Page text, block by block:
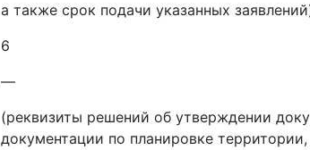
а также срок подачи указанных
6
—
(реквизиты решений об утверждении
документации по планировке